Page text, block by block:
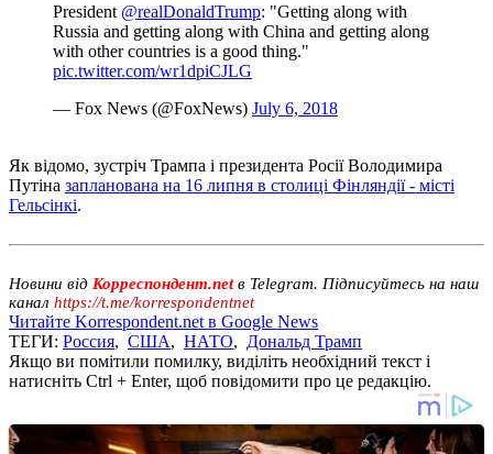
President @realDonaldTrump: "Getting along with
Russia and getting along with China and getting along
with other countries is a good thing."
pic.twitter.com/wr1dpiCJLG
— Fox News (@FoxNews) July 6, 2018
Як відомо, зустріч Трампа і президента Росії Володимира
Путіна запланована на 16 липня в столиці Фінляндії - місті
Гельсінкі.
Новини від Корреспондент.netв Telegram. Підписуйтесь на наш
канал https://t.me/korrespondentnet
Читайте Korrespondent.net в Google News
ТЕГИ: Россия, США, НАТО, Дональд Трамп
Якщо ви помітили помилку, виділіть необхідний текст і
натисніть Ctrl + Enter, щоб повідомити про це редакцію.